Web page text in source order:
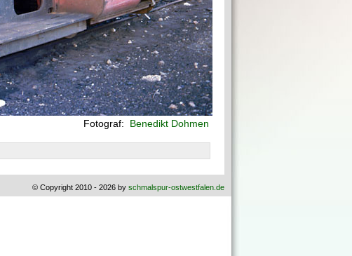
Fotograf: Benedikt Dohmen
© Copyright 2010 - 2026 by schmalspur-ostwestfalen.de